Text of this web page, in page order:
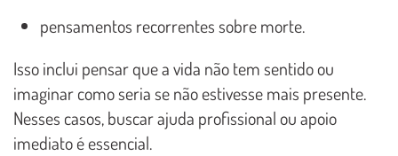
pensamentos recorrentes sobre morte.
Isso inclui pensar que a vida não tem sentido ou
imaginar como seria se não estivesse mais presente.
Nesses casos, buscar ajuda profissional ou apoio
imediato é essencial.